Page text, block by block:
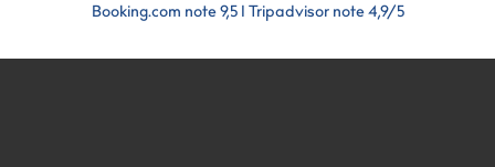
Booking.com note 9,5 I Tripadvisor note 4,9/5